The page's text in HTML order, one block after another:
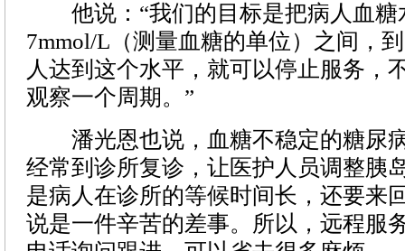
他说：“我们的目标是把病人血糖
7mmol/L（测量血糖的单位）之间，
人达到这个水平，就可以停止服务，
观察一个周期。”
潘光恩也说，血糖不稳定的糖尿
经常到诊所复诊，让医护人员调整胰
是病人在诊所的等候时间长，还要来
说是一件辛苦的差事。所以，远程服